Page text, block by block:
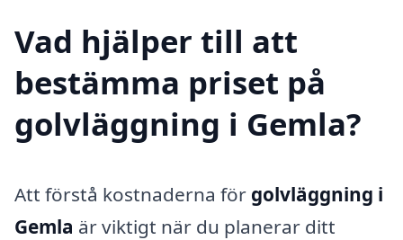
Vad hjälper till att
bestämma priset på
golvläggning i Gemla?
Att förstå kostnaderna för golvläggning i
Gemla är viktigt när du planerar ditt